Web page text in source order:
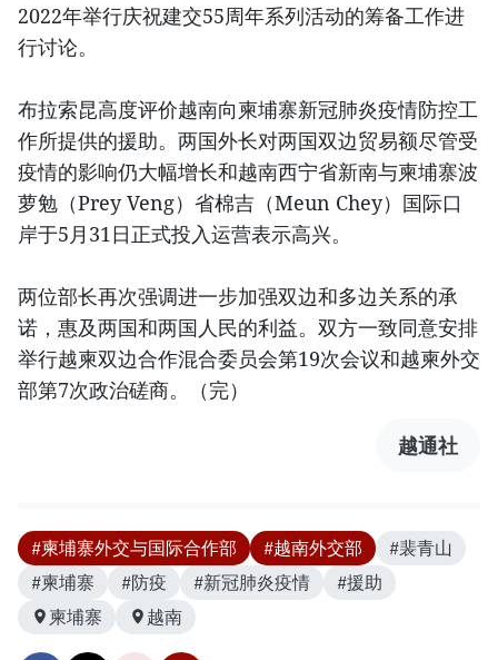
2022年举行庆祝建交55周年系列活动的筹备工作进
行讨论。
布拉索昆高度评价越南向柬埔寨新冠肺炎疫情防控工
作所提供的援助。两国外长对两国双边贸易额尽管受
疫情的影响仍大幅增长和越南西宁省新南与柬埔寨波
萝勉（Prey Veng）省棉吉（Meun Chey）国际口
岸于5月31日正式投入运营表示高兴。
两位部长再次强调进一步加强双边和多边关系的承
诺，惠及两国和两国人民的利益。双方一致同意安排
举行越柬双边合作混合委员会第19次会议和越柬外交
部第7次政治磋商。（完）
越通社
#柬埔寨外交与国际合作部 #越南外交部
#裴青山
#柬埔寨
#防疫 #新冠肺炎疫情
#援助
柬埔寨
越南